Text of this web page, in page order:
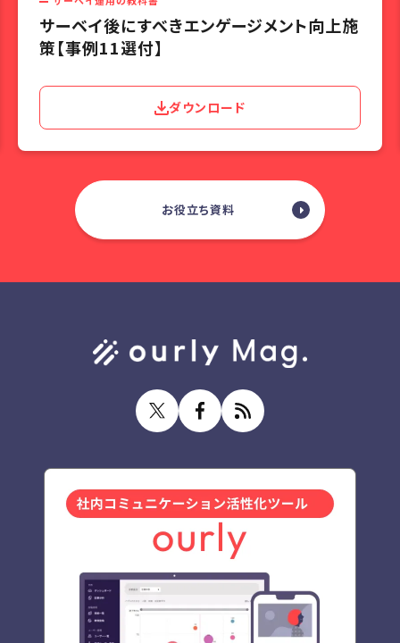
サーベイ後にすべきエンゲージメント向上施
策【事例11選付】
ダウンロード
お役立ち資料